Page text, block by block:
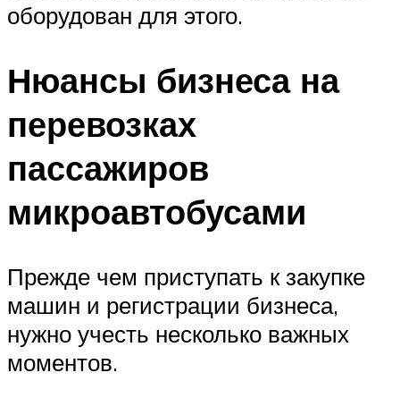
оборудован для этого.
Нюансы бизнеса на
перевозках
пассажиров
микроавтобусами
Прежде чем приступать к закупке
машин и регистрации бизнеса,
нужно учесть несколько важных
моментов.